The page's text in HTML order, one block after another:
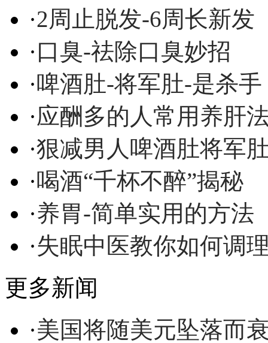
·2周止脱发-6周长新发
·口臭-祛除口臭妙招
·啤酒肚-将军肚-是杀手
·应酬多的人常用养肝
·狠减男人啤酒肚将军
·喝酒“千杯不醉”揭秘
·养胃-简单实用的方法
·失眠中医教你如何调
更多新闻
·美国将随美元坠落而